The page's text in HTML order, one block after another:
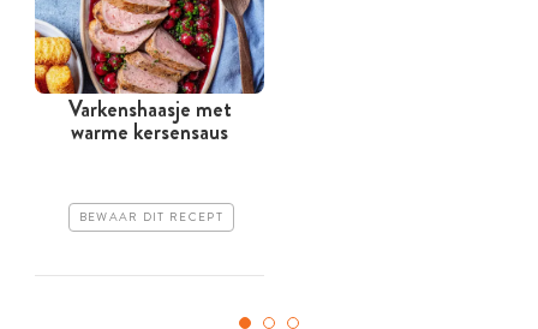
Varkenshaasje met
warme kersensaus
BEWAAR DIT RECEPT